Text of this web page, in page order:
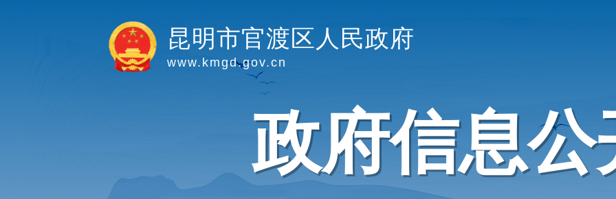
昆明市官渡区人民政府
www.kmgd.gov.cn
政府信息公